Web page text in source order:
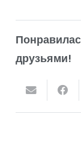
друзьями!